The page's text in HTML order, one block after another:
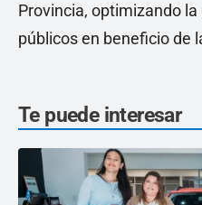
Provincia, optimizando
públicos en beneficio de
Te puede interesar